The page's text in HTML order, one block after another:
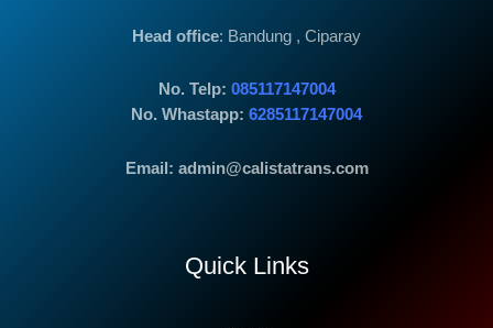
Head office: Bandung , Ciparay
No. Telp: 085117147004
No. Whastapp: 6285117147004
Email: admin@calistatrans.com
Quick Links